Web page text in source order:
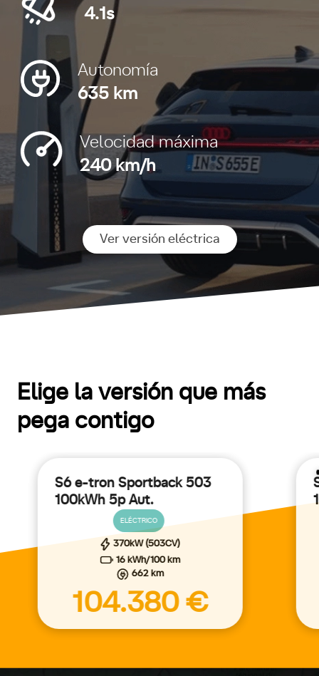
4.1s
Autonomía
635 km
Velocidad máxima
240 km/h
Ver versión eléctrica
Elige la versión que más
pega contigo
S6 e-tron Sportback 503
100kWh 5p Aut.
ELÉCTRICO
370kW (503CV)
16 kWh/100 km
662 km
104.380 €